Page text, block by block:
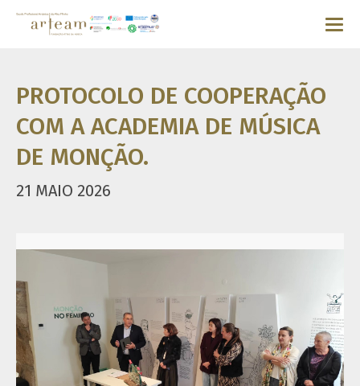
PROTOCOLO DE COOPERAÇÃO
COM A ACADEMIA DE MÚSICA
DE MONÇÃO.
21 MAIO 2026